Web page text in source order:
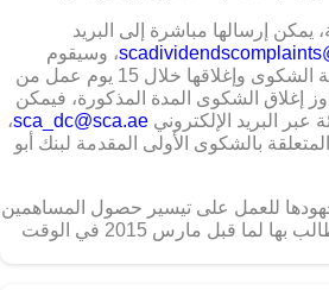
يمكن إرسالها مباشرة إلى البريد
، وسيقوم
الفريق المعني بالبنك بمتابعة الشكوى وإغلاقها خلال 15 يوم عمل من
إغلاق الشكوى المدة المذكورة، فيمكن
عبر البريد الإلكتروني sca_dc@sca.ae،
بالشكوى الأولى المقدمة لبنك أبو
جهودها للعمل على تيسير حصول المساهمين
على كافة أرباحهم غير المطالب بها لما قبل مارس 2015 في الوقت